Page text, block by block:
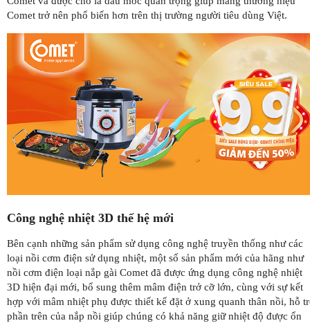
Comet trở nên phổ biến hơn trên thị trường người tiêu dùng Việt.
Công nghệ nhiệt 3D thế hệ mới
Bên cạnh những sản phẩm sử dụng công nghệ truyền thống như các
loại nồi cơm điện sử dụng nhiệt, một số sản phẩm mới của hãng như
nồi cơm điện loại nắp gài Comet đã được ứng dụng công nghệ nhiệt
3D hiện đại mới, bổ sung thêm mâm điện trở cỡ lớn, cùng với sự kết
hợp với mâm nhiệt phụ được thiết kế đặt ở xung quanh thân nồi, hỗ
phần trên của nắp nồi giúp chúng có khả năng giữ nhiệt độ được ổn